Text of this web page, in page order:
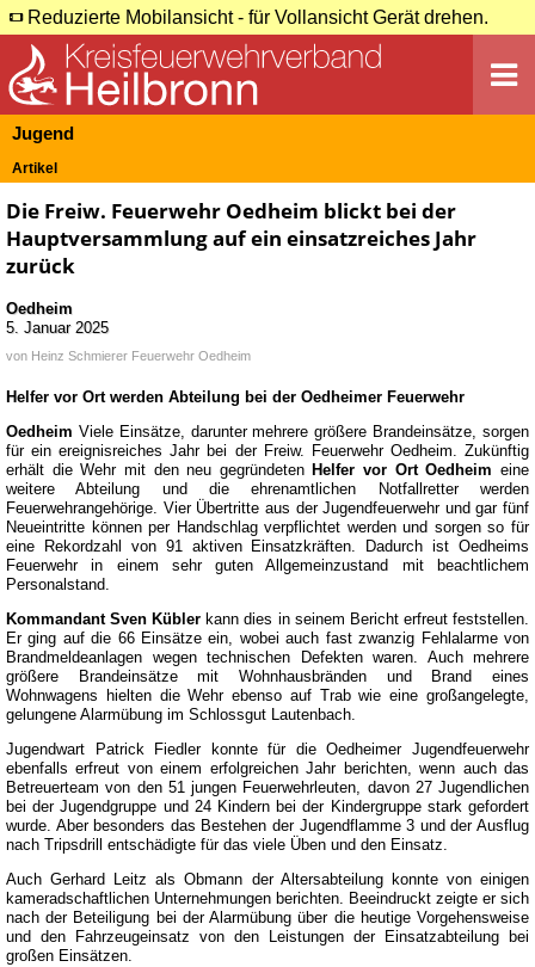
Reduzierte Mobilansicht - für Vollansicht Gerät drehen.
Jugend
Artikel
Die Freiw. Feuerwehr Oedheim blickt bei der
Hauptversammlung auf ein einsatzreiches Jahr
zurück
Oedheim
5. Januar 2025
von Heinz Schmierer Feuerwehr Oedheim
Helfer vor Ort werden Abteilung bei der Oedheimer Feuerwehr
Oedheim Viele Einsätze, darunter mehrere größere Brandeinsätze, sorgen
für ein ereignisreiches Jahr bei der Freiw. Feuerwehr Oedheim. Zukünftig
erhält die Wehr mit den neu gegründetenHelfer vor Ort Oedheim eine
weitere Abteilung und die ehrenamtlichen Notfallretter werden
Feuerwehrangehörige. Vier Übertritte aus der Jugendfeuerwehr und gar fünf
Neueintritte können per Handschlag verpflichtet werden und sorgen so für
eine Rekordzahl von 91 aktiven Einsatzkräften. Dadurch ist Oedheims
Feuerwehr in einem sehr guten Allgemeinzustand mit beachtlichem
Personalstand.
Kommandant Sven Kübler kann dies in seinem Bericht erfreut feststellen.
Er ging auf die 66 Einsätze ein, wobei auch fast zwanzig Fehlalarme von
Brandmeldeanlagen wegen technischen Defekten waren. Auch mehrere
größere Brandeinsätze mit Wohnhausbränden und Brand eines
Wohnwagens hielten die Wehr ebenso auf Trab wie eine großangelegte,
gelungene Alarmübung im Schlossgut Lautenbach.
Jugendwart Patrick Fiedler konnte für die Oedheimer Jugendfeuerwehr
ebenfalls erfreut von einem erfolgreichen Jahr berichten, wenn auch das
Betreuerteam von den 51 jungen Feuerwehrleuten, davon 27 Jugendlichen
bei der Jugendgruppe und 24 Kindern bei der Kindergruppe stark gefordert
wurde. Aber besonders das Bestehen der Jugendflamme 3 und der Ausflug
nach Tripsdrill entschädigte für das viele Üben und den Einsatz.
Auch Gerhard Leitz als Obmann der Altersabteilung konnte von einigen
kameradschaftlichen Unternehmungen berichten. Beeindruckt zeigte er sich
nach der Beteiligung bei der Alarmübung über die heutige Vorgehensweise
und den Fahrzeugeinsatz von den Leistungen der Einsatzabteilung bei
großen Einsätzen.